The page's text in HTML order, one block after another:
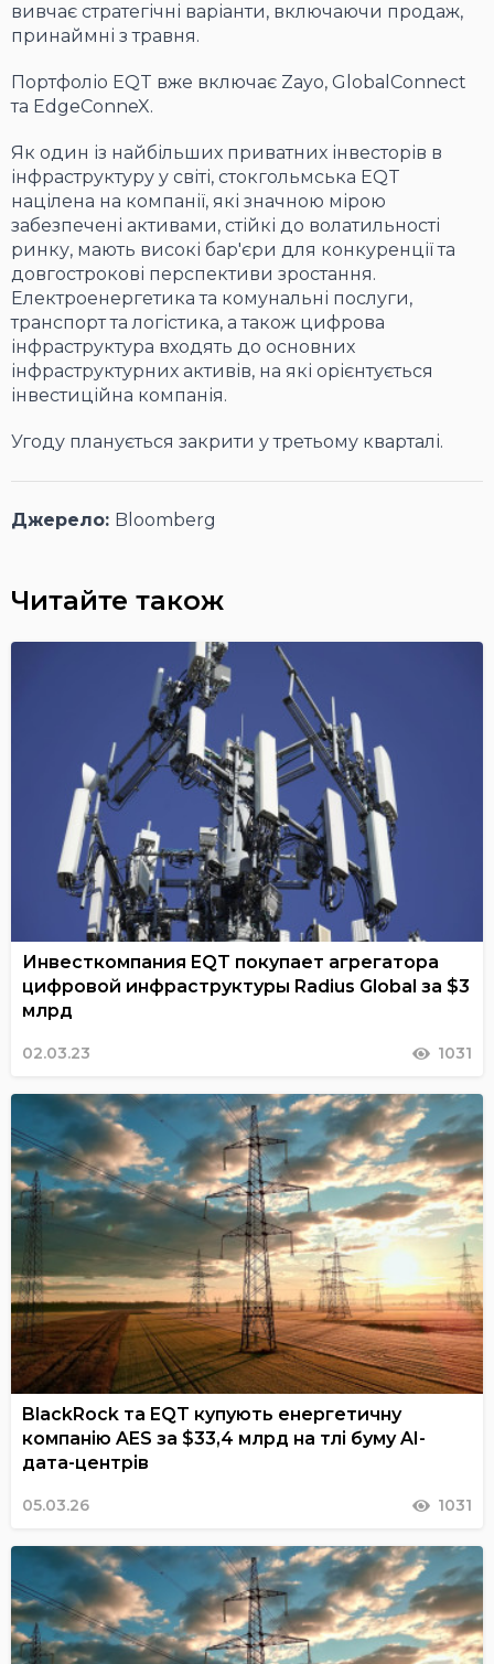
вивчає стратегічні варіанти, включаючи продаж,
принаймні з травня.
Портфоліо EQT вже включає Zayo, GlobalConnect
та EdgeConneX.
Як один із найбільших приватних інвесторів в
інфраструктуру у світі, стокгольмська EQT
націлена на компанії, які значною мірою
забезпечені активами, стійкі до волатильності
ринку, мають високі бар'єри для конкуренції та
довгострокові перспективи зростання.
Електроенергетика та комунальні послуги,
транспорт та логістика, а також цифрова
інфраструктура входять до основних
інфраструктурних активів, на які орієнтується
інвестиційна компанія.
Угоду планується закрити у третьому кварталі.
Джерело: Bloomberg
Читайте також
Инвесткомпания EQT покупает агрегатора
цифровой инфраструктуры Radius Global за $3
млрд
02.03.23 1031
BlackRock та EQT купують енергетичну
компанію AES за $33,4 млрд на тлі буму AI-
дата-центрів
05.03.26 1031